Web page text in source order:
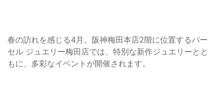
春の訪れを感じる4月。阪神梅田本店2階に位置するパー
セル ジュエリー梅田店では、特別な新作ジュエリーとと
もに、多彩なイベントが開催されます。